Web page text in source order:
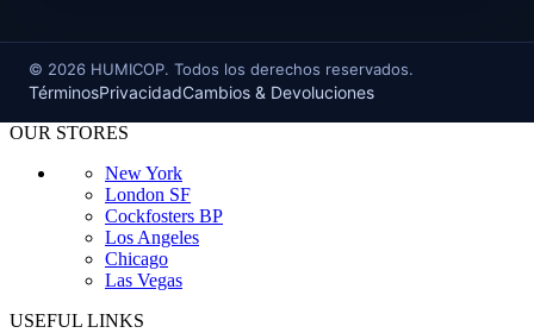
© 2026 HUMICOP. Todos los derechos reservados.
TérminosPrivacidadCambios & Devoluciones
OUR STORES
New York
London SF
Cockfosters BP
Los Angeles
Chicago
Las Vegas
USEFUL LINKS